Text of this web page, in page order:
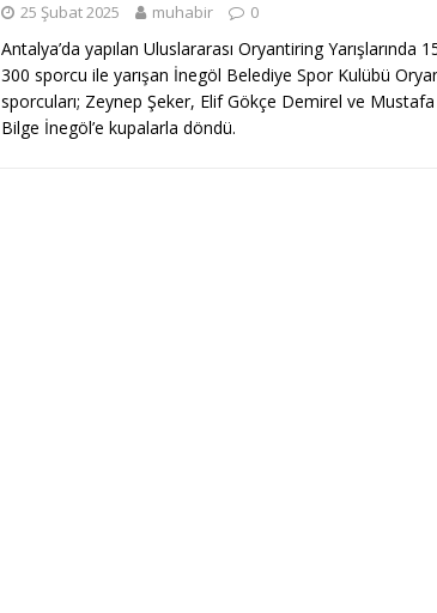
25 Şubat 2025 muhabir 0
Antalya’da yapılan Uluslararası Oryantiring Yarışlarında
300 sporcu ile yarışan İnegöl Belediye Spor Kulübü
sporcuları; Zeynep Şeker, Elif Gökçe Demirel ve
Bilge İnegöl’e kupalarla döndü.